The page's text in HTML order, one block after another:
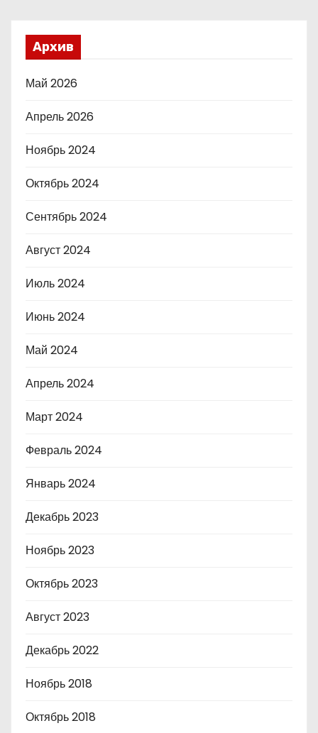
Архив
Май 2026
Апрель 2026
Ноябрь 2024
Октябрь 2024
Сентябрь 2024
Август 2024
Июль 2024
Июнь 2024
Май 2024
Апрель 2024
Март 2024
Февраль 2024
Январь 2024
Декабрь 2023
Ноябрь 2023
Октябрь 2023
Август 2023
Декабрь 2022
Ноябрь 2018
Октябрь 2018